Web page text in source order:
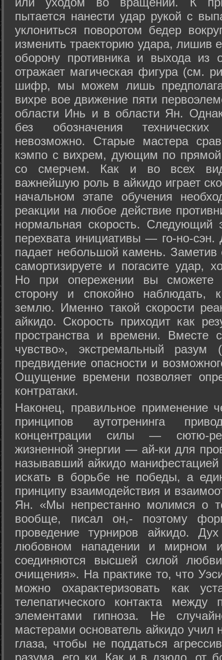
пытается нанести удар рукой с
уклониться поворотом бедер
изменить траекторию удара, лишив
оборону противника и выхода из
отражает магическая фигура (см.
шифр, мы можем лишь
вихре вое движение пяти
области Инь и в области Ян.
без обозначения
невозможно. Старые мастера
кэмпо с вихрем, дующим по
со смерчем. Как и во всех
важнейшую роль в айкидо играет
начальном этапе обучения
реакции на любое действие
нормальная скорость.
перехвата инициативы — го-но-
падает небольшой камень.
самортизируете и погасите удар,
Но при опережении вы сможете
сторону и спокойно наблюдать,
землю. Именно такой скорости
айкидо. Скорость приходит как
пространства и времени. Вместе
чувство», экстремальный разум
предвидение опасности и
Ощущение времени позволяет
контратаки.
Наконец, правильное применение
принципов аутотренинга
концентрации силы — сютю-
жизненной энергии — ай-ки для
называвший айкидо
искать в борьбе не победы, а
принципу взаимодействия и
Ян. «Мы непрестанно молимся о
вообще, писал он,- поэтому
проведение турниров айкидо.
любовном нападении и мирном
соединяются высшей силой
очищения». На практике то, что
можно охарактеризовать как
телепатического контакта между
элементами гипноза. Не
мастерами основатель айкидо учил
глаза, чтобы не поддаться
разума, его ки. Как и в дзюдо, от